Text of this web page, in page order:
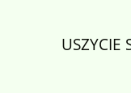
USZYCIE